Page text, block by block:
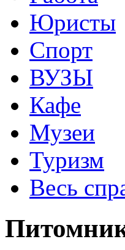
Юристы
Спорт
ВУЗЫ
Кафе
Музеи
Туризм
Весь